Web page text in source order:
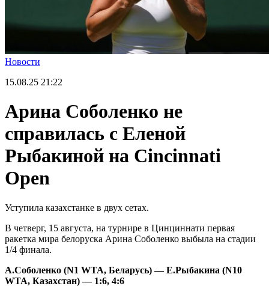
Новости
15.08.25 21:22
Арина Соболенко не
справилась с Еленой
Рыбакиной на Cincinnati
Open
Уступила казахстанке в двух сетах.
В четверг, 15 августа, на турнире в Цинциннати первая
ракетка мира белоруска Арина Соболенко выбыла на стадии
1/4 финала.
А.Соболенко (N1 WTA, Беларусь) — Е.Рыбакина (N10
WTA, Казахстан) — 1:6, 4:6